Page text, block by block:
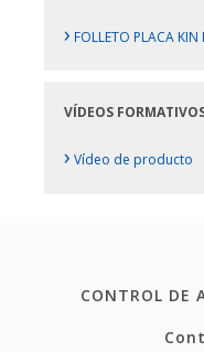
› FOLLETO PLACA KIN
VÍDEOS
› Vídeo de producto
CONTROL DE